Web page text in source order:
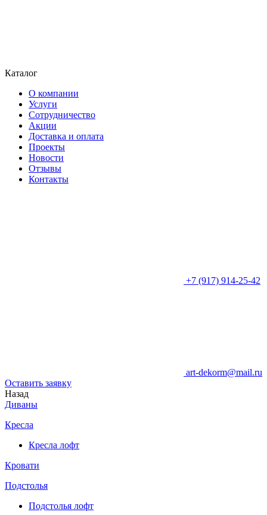
Каталог
О компании
Услуги
Сотрудничество
Акции
Доставка и оплата
Проекты
Новости
Отзывы
Контакты
+7 (917) 914-25-42
art-dekorm@mail.ru
Оставить заявку
Назад
Диваны
Кресла
Кресла лофт
Кровати
Подстолья
Подстолья лофт